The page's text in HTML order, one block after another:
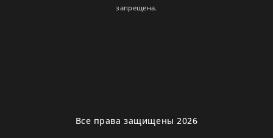
запрещена.
Все права защищены 2026